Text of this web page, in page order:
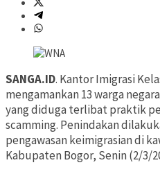
SANGA.ID. Kantor Imigrasi
mengamankan 13 warga
yang diduga terlibat praktik
scamming. Penindakan
pengawasan keimigrasian di
Kabupaten Bogor, Senin (2/3/